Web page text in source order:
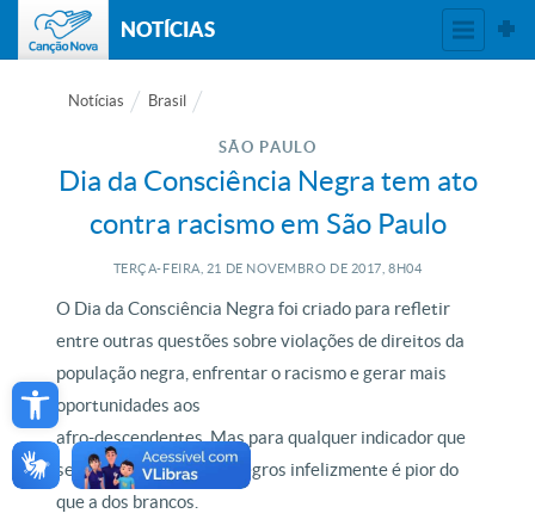
Open toolbar
NOTÍCIAS
Notícias Brasil
SÃO PAULO
Dia da Consciência Negra tem ato
contra racismo em São Paulo
TERÇA-FEIRA, 21 DE NOVEMBRO DE 2017, 8H04
O Dia da Consciência Negra foi criado para refletir
entre outras questões sobre violações de direitos da
população negra, enfrentar o racismo e gerar mais
oportunidades aos
afro-descendentes. Mas para qualquer indicador que
se olhe, a situação dos negros infelizmente é pior do
que a dos brancos.